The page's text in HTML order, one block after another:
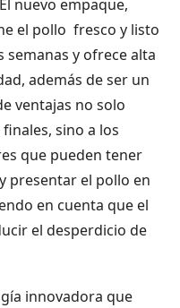
El nuevo empaque,
el pollo fresco y listo
y ofrece alta
además de ser un
ventajas no solo
sino a los
que pueden tener
presentar el pollo en
en cuenta que el
el desperdicio de
innovadora que